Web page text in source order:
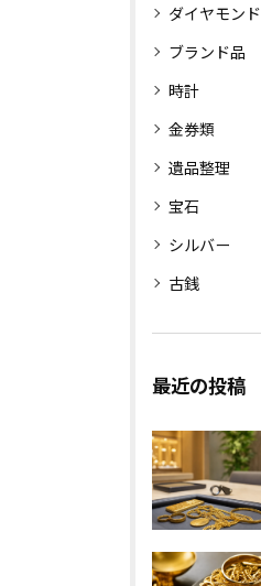
ダイヤモンド
ブランド品
時計
金券類
遺品整理
宝石
シルバー
古銭
最近の投稿